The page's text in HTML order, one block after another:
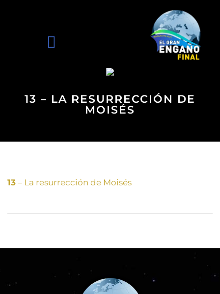
13 – LA RESURRECCIÓN DE
MOISÉS
13 – La resurrección de Moisés